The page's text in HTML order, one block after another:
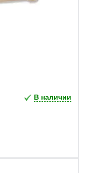
В наличии